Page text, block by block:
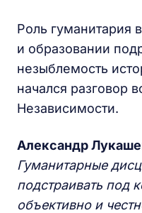
Роль гуманитария
и образовании
незыблемость
начался разговор
Независимости.
Александр
Гуманитарные
подстраивать под
объективно и